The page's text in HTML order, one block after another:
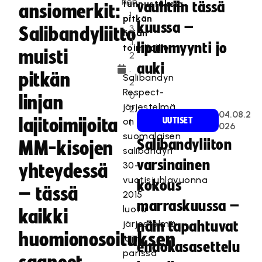
ansiomerkit:
Salibandyliitto
muisti
pitkän
linjan
lajitoimijoita
MM-kisojen
yhteydessä
– tässä
kaikki
huomionosoituksen
1
3
.1
2
.
2
0
2
1
tunnustuksia
pitkän
linjan
toimijoille.
Salibandyn
Respect-
järjestelmä
on
suomalaisen
salibandyn
30-
vuotisjuhlavuonna
2015
luotu
järjestelmä
lajin
parissa
vauhtiin tässä
kuussa –
lipunmyynti jo
auki
UUTISET
04.08.2
026
Salibandyliiton
varsinainen
kokous
marraskuussa –
näin tapahtuvat
ehdokasasettelu